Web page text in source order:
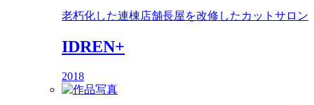
老朽化した連棟店舗長屋を改修したカットサロン
IDREN+
2018